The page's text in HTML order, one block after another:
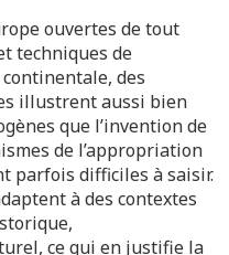
ouvertes de tout
techniques de
des
illustrent aussi bien
que l’invention de
de l’appropriation
parfois difficiles à saisir.
à des contextes
ce qui en justifie la